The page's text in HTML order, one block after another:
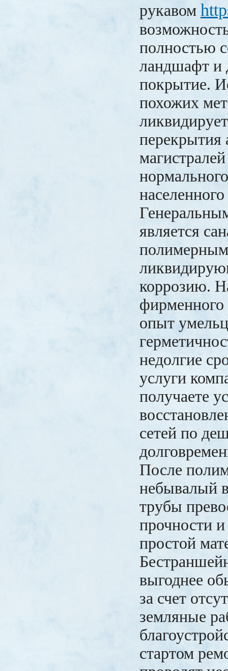
рукавом
полностью
ландшафт и
покрытие.
похожих
перекрытия
является
коррозию.
фирменного
опыт
недолгие
услуги
получаете
сетей по
После
небывалый
трубы
прочности
простой
выгоднее
за счет
земляные
стартом